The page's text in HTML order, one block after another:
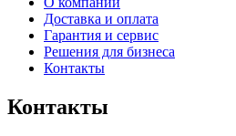
Доставка и оплата
Гарантия и сервис
Решения для бизнеса
Контакты
Контакты